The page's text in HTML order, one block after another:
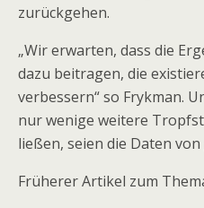
zurückgehen.
„Wir erwarten, dass die
dazu beitragen, die
verbessern“ so Frykman.
nur wenige weitere
ließen, seien die Daten
Früherer Artikel zum